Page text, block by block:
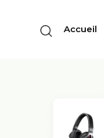
Accueil